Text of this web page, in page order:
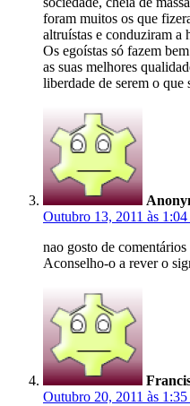
foram muitos os que
altruístas e conduziram a
Os egoístas só fazem
as suas melhores
liberdade de serem o
Outubro 13, 2011 às
nao gosto de
Aconselho-o a rever o
Outubro 20, 2011 às